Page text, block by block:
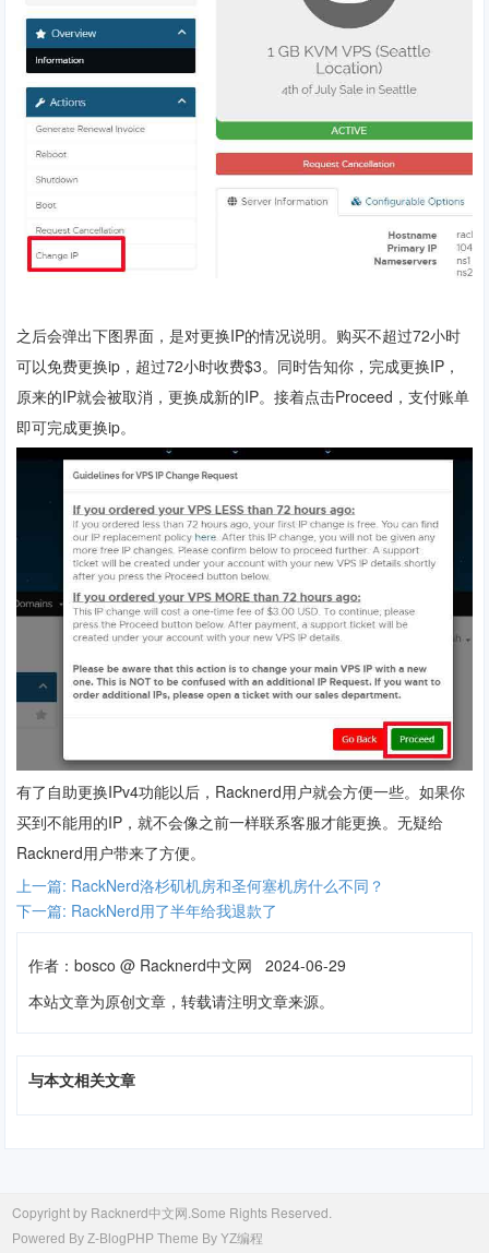
之后会弹出下图界面，是对更换IP的情况说明。购买不超过72小时
可以免费更换ip，超过72小时收费$3。同时告知你，完成更换IP，
原来的IP就会被取消，更换成新的IP。接着点击Proceed，支付账单
即可完成更换ip。
有了自助更换IPv4功能以后，Racknerd用户就会方便一些。如果你
买到不能用的IP，就不会像之前一样联系客服才能更换。无疑给
Racknerd用户带来了方便。
上一篇: RackNerd洛杉矶机房和圣何塞机房什么不同？
下一篇: RackNerd用了半年给我退款了
作者：bosco @ Racknerd中文网 2024-06-29
本站文章为原创文章，转载请注明文章来源。
与本文相关文章
Copyright by Racknerd中文网.Some Rights Reserved.
Powered By Z-BlogPHP Theme ByYZ编程